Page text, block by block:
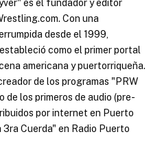
es el fundador y editor
Con una
desde el 1999,
como el primer portal
americana y puertorriqueña.
de los programas "PRW
de los primeros de audio (pre-
por internet en Puerto
3ra Cuerda" en Radio Puerto